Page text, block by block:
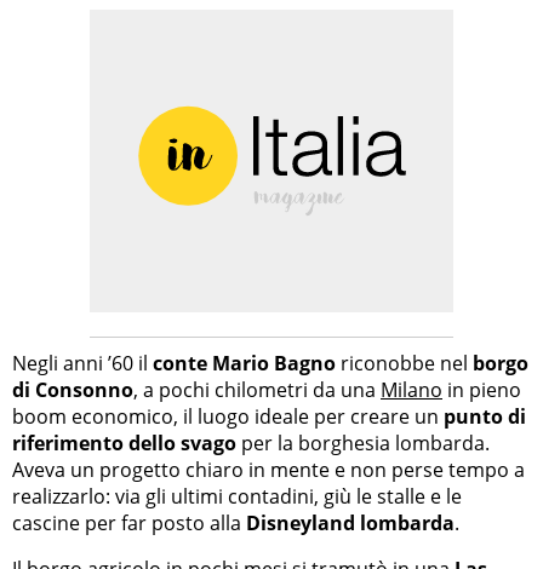
Negli anni ’60 il conte Mario Bagno riconobbe nel borgo
di Consonno, a pochi chilometri da una Milano in pieno
boom economico, il luogo ideale per creare un punto di
riferimento dello svago per la borghesia lombarda.
Aveva un progetto chiaro in mente e non perse tempo a
realizzarlo: via gli ultimi contadini, giù le stalle e le
cascine per far posto alla Disneyland lombarda.